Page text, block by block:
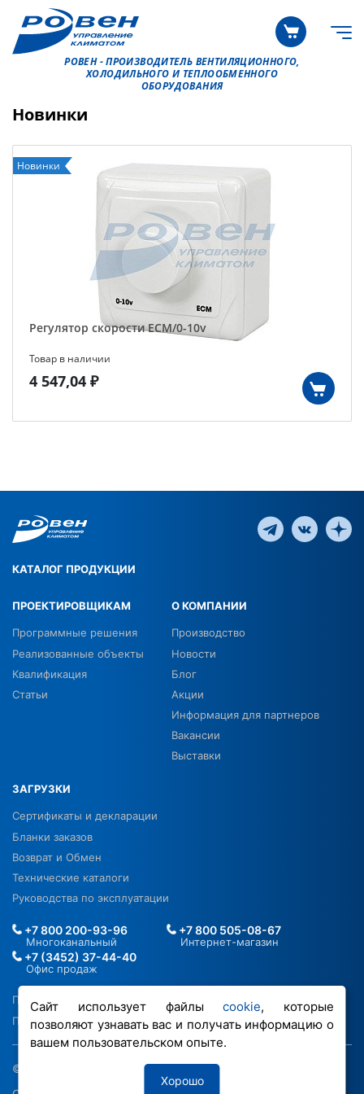
РОВЕН - ПРОИЗВОДИТЕЛЬ ВЕНТИЛЯЦИОННОГО,
ХОЛОДИЛЬНОГО И ТЕПЛООБМЕННОГО
ОБОРУДОВАНИЯ
Новинки
Новинки
Регулятор скорости ECM/0-10v
Товар в наличии
4 547,04 ₽
Сайт использует файлыcookie, которые
позволяют узнавать вас и получать информацию о
вашем пользовательском опыте.
Хорошо
КАТАЛОГ ПРОДУКЦИИ
ПРОЕКТИРОВЩИКАМ
Программные решения
Реализованные объекты
Квалификация
Статьи
О КОМПАНИИ
Производство
Новости
Блог
Акции
Информация для партнеров
Вакансии
Выставки
ЗАГРУЗКИ
Сертификаты и декларации
Бланки заказов
Возврат и Обмен
Технические каталоги
Руководства по эксплуатации
Политика в отношении ПДН
Политика обработки файлов cookie
+7 800 200-93-96
Многоканальный
+7 800 505-08-67
Интернет-магазин
+7 (3452) 37-44-40
Офис продаж
© 2026 ООО «РОВЕН-Регионы»